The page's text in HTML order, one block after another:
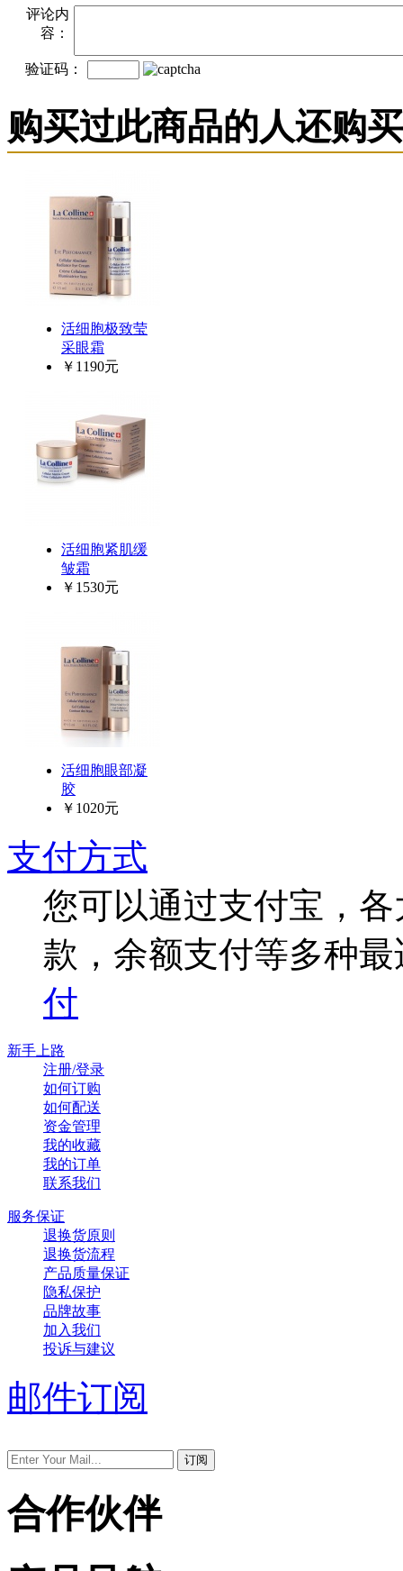
评论内
容：
验证码：
购买过此商品的人还购
活细胞极致莹
采眼霜
￥1190元
活细胞紧肌缓
皱霜
￥1530元
活细胞眼部凝
胶
￥1020元
支付方式
您可以通过支付宝，
款，余额支付等多种
付
新手上路
注册/登录
如何订购
如何配送
资金管理
我的收藏
我的订单
联系我们
服务保证
退换货原则
退换货流程
产品质量保证
隐私保护
品牌故事
加入我们
投诉与建议
邮件订阅
合作伙伴